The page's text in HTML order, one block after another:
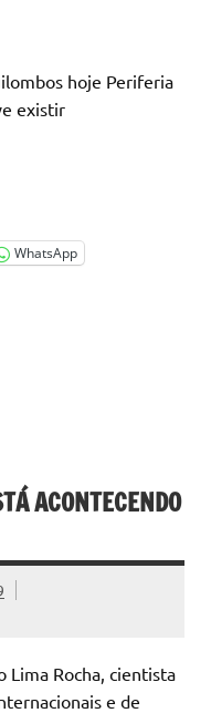
hoje Periferia
existir
WhatsApp
ACONTECENDO
Lima Rocha, cientista
e de